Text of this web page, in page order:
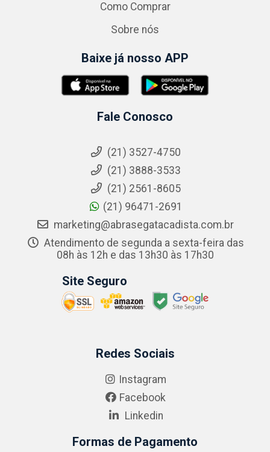
Como Comprar
Sobre nós
Baixe já nosso APP
Fale Conosco
(21) 3527-4750
(21) 3888-3533
(21) 2561-8605
(21) 96471-2691
marketing@abrasegatacadista.com.br
Atendimento de segunda a sexta-feira das
08h às 12h e das 13h30 às 17h30
Site Seguro
Redes Sociais
Instagram
Facebook
Linkedin
Formas de Pagamento